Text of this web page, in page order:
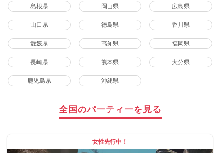
島根県 岡山県 広島県
山口県 徳島県 香川県
愛媛県 高知県 福岡県
長崎県 熊本県 大分県
鹿児島県 沖縄県
全国のパーティーを見る
女性先行中！